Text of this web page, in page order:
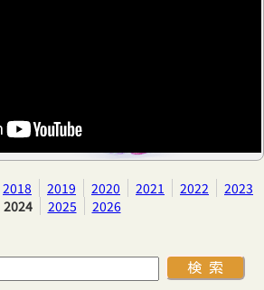
2018 2019 2020 2021 2022
2023
2024
2025 2026